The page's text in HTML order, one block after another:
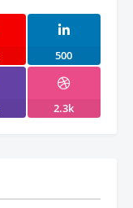
500
2.3k